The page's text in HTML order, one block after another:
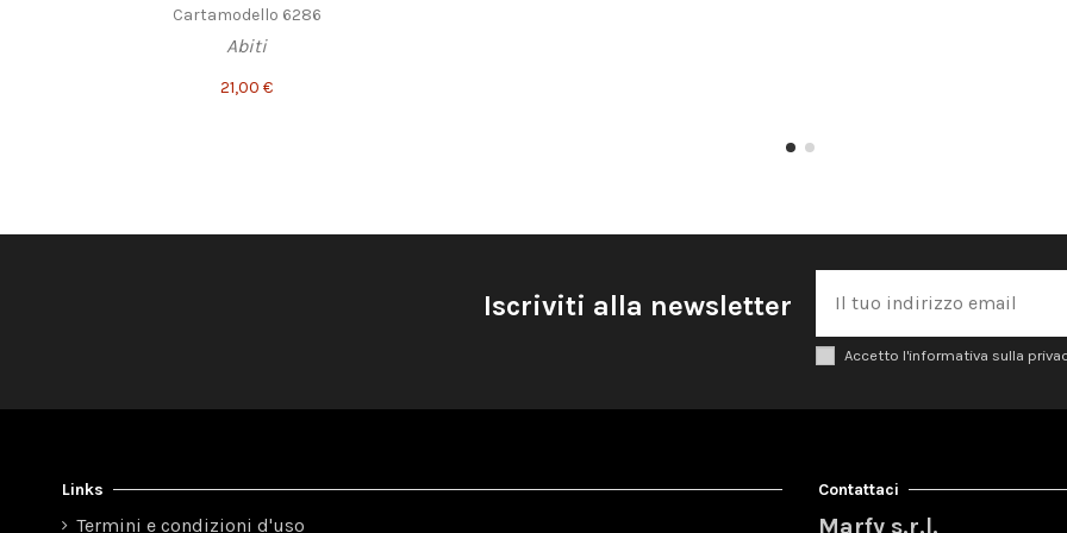
Cartamodello 6286
Abiti
21,00 €
Iscriviti alla newsletter
Accetto l'informativa sulla
Links
Termini e condizioni d'uso
Contattaci
Marfy s.r.l.